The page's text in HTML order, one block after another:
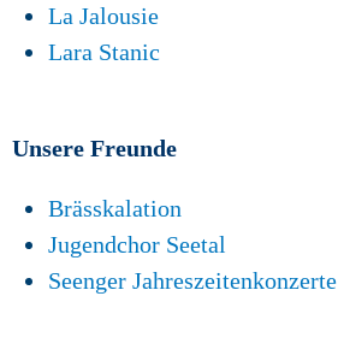
La Jalousie
Lara Stanic
Unsere Freunde
Brässkalation
Jugendchor Seetal
Seenger Jahreszeitenkonzerte